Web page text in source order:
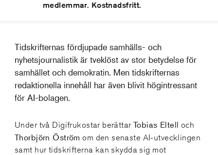
medlemmar. Kostnadsfritt.
Tidskrifternas fördjupade samhälls- och
nyhetsjournalistik är ​tveklöst av stor betydelse för
samhället och demokratin. Men tidskrifternas ​
redaktionella innehåll har även blivit högintressant
för AI-bolagen.
Under två ​Digifrukostar berättar ​Tobias Eltell och
Thorbjörn Öström om den senaste AI-utvecklingen
samt hur tidskrifterna kan skydda sig mot